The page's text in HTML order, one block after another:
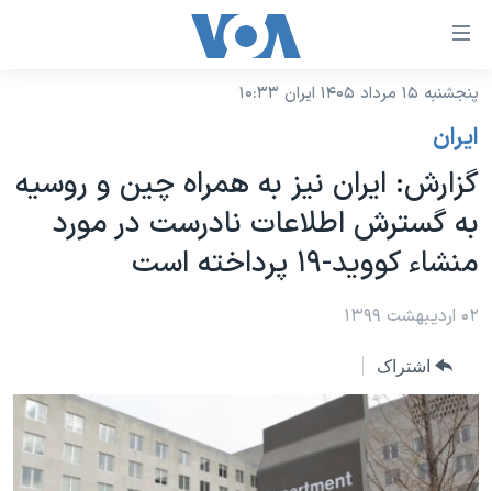
لینکهای
دسترسی
جهش
محتوای
اصلی
جهش
صفحه
جهش
به
جستجو
نسخه سبک وب‌سایت
موضوع ها
ایران
آمریکا
جهان
ورزشی
گزیده‌ها
ویژه برنامه‌ها
ویدیوها
برنامه های تلویزیونی
جدول برنامه ها
صفحه‌های ویژه
جام جهانی ۲۰۲۶
عملیات خشم حماسی
۲۵۰سالگی آمریکا
بایگانی برنامه‌های تلویزیونی
فرکانس‌های صدای آمریکا
پخش رادیویی
یادگیری زبان انگلیسی
پنجشنبه ۱۵ مرداد ۱۴۰۵ ایران ۱۰:۳۳
ايران
گزارش: ایران نیز به همراه چین و روسیه
به گسترش اطلاعات نادرست در مورد
منشاء کووید-۱۹ پرداخته است
۰۲ اردیبهشت ۱۳۹۹
اشتراک